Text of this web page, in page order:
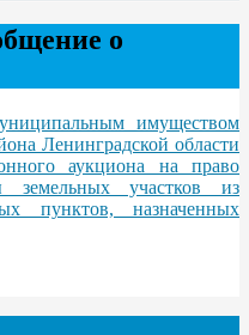
о
имуществом
Ленинградской области
аукциона на право
земельных участков из
пунктов, назначенных